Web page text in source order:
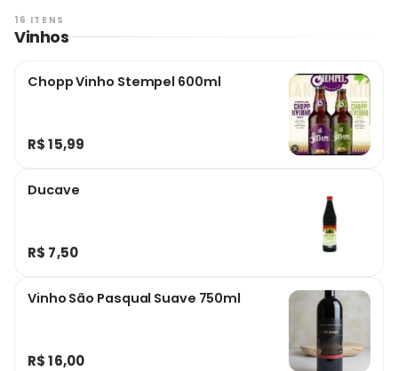
16 ITENS
Vinhos
Chopp Vinho Stempel 600ml
R$ 15,99
Ducave
R$ 7,50
Vinho São Pasqual Suave 750ml
R$ 16,00